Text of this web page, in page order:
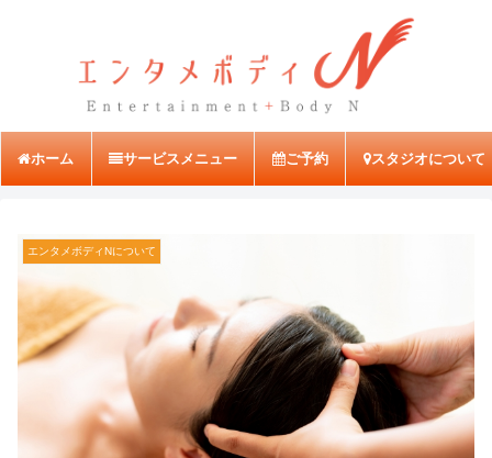
ホーム サービスメニュー ご予約 スタジオについて
エンタメボディNについて